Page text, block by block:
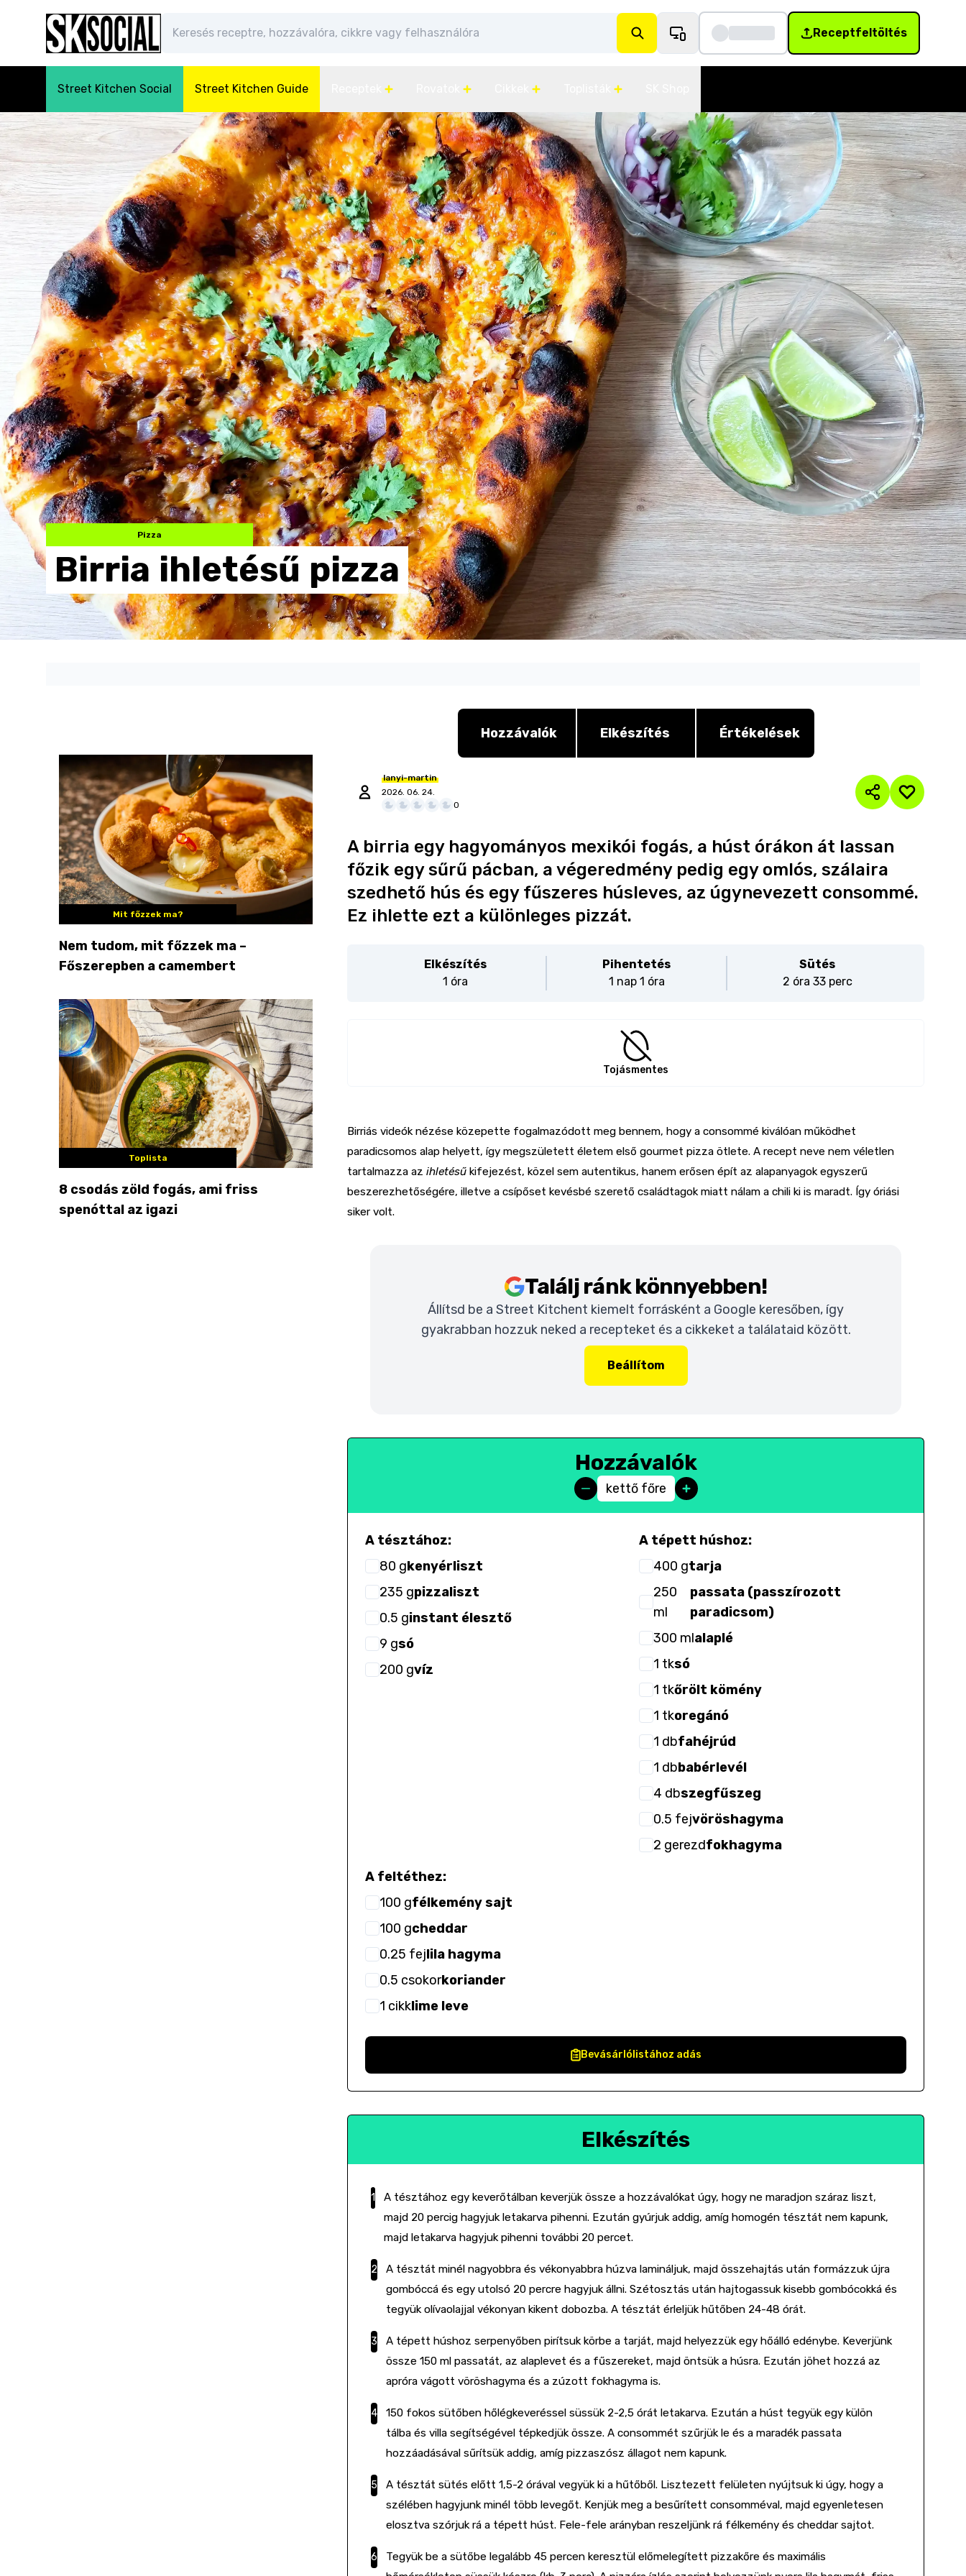
Receptfeltöltés
Street Kitchen Social Street Kitchen Guide
Pizza
Birria ihletésű pizza
Mit főzzek ma?
Nem tudom, mit főzzek ma –
Főszerepben a camembert
Toplista
8 csodás zöld fogás, ami friss
spenóttal az igazi
Hozzávalók Elkészítés Értékelések
lanyi-martin
2026. 06. 24.
0
A birria egy hagyományos mexikói fogás, a húst órákon át lassan
főzik egy sűrű pácban, a végeredmény pedig egy omlós, szálaira
szedhető hús és egy fűszeres húsleves, az úgynevezett consommé.
Ez ihlette ezt a különleges pizzát.
Elkészítés
1 óra
Pihentetés
1 nap 1 óra
Sütés
2 óra 33 perc
Tojásmentes
Birriás videók nézése közepette fogalmazódott meg bennem, hogy a consommé kiválóan működhet
paradicsomos alap helyett, így megszületett életem első gourmet pizza ötlete. A recept neve nem véletlen
tartalmazza azihletésű kifejezést, közel sem autentikus, hanem erősen épít az alapanyagok egyszerű
beszerezhetőségére, illetve a csípőset kevésbé szerető családtagok miatt nálam a chili ki is maradt. Így óriási
siker volt.
Találj ránk könnyebben!
Állítsd be a Street Kitchent kiemelt forrásként a Google keresőben, így
gyakrabban hozzuk neked a recepteket és a cikkeket a találataid között.
Beállítom
Hozzávalók
kettő főre
A tésztához:
80 gkenyérliszt
235 gpizzaliszt
0.5 ginstant élesztő
9 gsó
200 gvíz
A tépett húshoz:
400 gtarja
250
ml
passata (passzírozott
paradicsom)
300 mlalaplé
1 tksó
1 tkőrölt kömény
1 tkoregánó
1 dbfahéjrúd
1 dbbabérlevél
4 dbszegfűszeg
0.5 fejvöröshagyma
2 gerezdfokhagyma
A feltéthez:
100 gfélkemény sajt
100 gcheddar
0.25 fejlila hagyma
0.5 csokorkoriander
1 cikklime leve
Bevásárlólistához adás
Elkészítés
A tésztához egy keverőtálban keverjük össze a hozzávalókat úgy, hogy ne maradjon száraz liszt,
majd 20 percig hagyjuk letakarva pihenni. Ezután gyúrjuk addig, amíg homogén tésztát nem kapunk,
majd letakarva hagyjuk pihenni további 20 percet.
A tésztát minél nagyobbra és vékonyabbra húzva lamináljuk, majd összehajtás után formázzuk újra
gombóccá és egy utolsó 20 percre hagyjuk állni. Szétosztás után hajtogassuk kisebb gombócokká és
tegyük olívaolajjal vékonyan kikent dobozba. A tésztát érleljük hűtőben 24-48 órát.
A tépett húshoz serpenyőben pirítsuk körbe a tarját, majd helyezzük egy hőálló edénybe. Keverjünk
össze 150 ml passatát, az alaplevet és a fűszereket, majd öntsük a húsra. Ezután jöhet hozzá az
apróra vágott vöröshagyma és a zúzott fokhagyma is.
150 fokos sütőben hőlégkeveréssel süssük 2-2,5 órát letakarva. Ezután a húst tegyük egy külön
tálba és villa segítségével tépkedjük össze. A consommét szűrjük le és a maradék passata
hozzáadásával sűrítsük addig, amíg pizzaszósz állagot nem kapunk.
A tésztát sütés előtt 1,5-2 órával vegyük ki a hűtőből. Lisztezett felületen nyújtsuk ki úgy, hogy a
szélében hagyjunk minél több levegőt. Kenjük meg a besűrített consomméval, majd egyenletesen
elosztva szórjuk rá a tépett húst. Fele-fele arányban reszeljünk rá félkemény és cheddar sajtot.
Tegyük be a sütőbe legalább 45 percen keresztül előmelegített pizzakőre és maximális